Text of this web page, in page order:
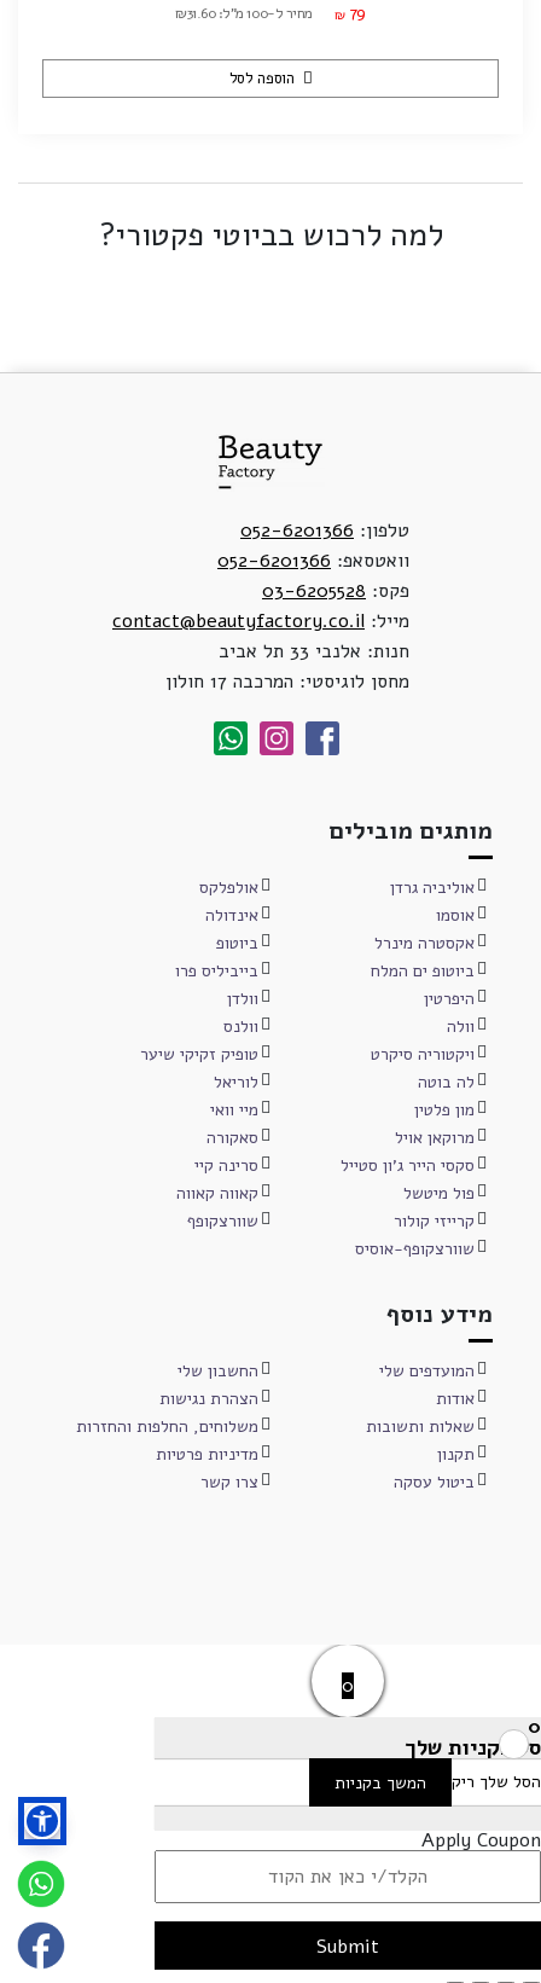
₪ 79 מחיר ל-100 מ"ל: ₪31.60
הוספה לסל
למה לרכוש בביוטי פקטורי?
טלפון: 052-6201366
וואטסאפ: 052-6201366
פקס: 03-6205528
מייל: contact@beautyfactory.co.il
חנות: אלנבי 33 תל אביב
מחסן לוגיסטי: המרכבה 17 חולון
מותגים מובילים
אוליביה גרדן
אולפלקס
אוסמו
אינדולה
אקסטרה מינרל
ביוטופ
ביוטופ ים המלח
בייביליס פרו
היפרטין
וולדן
וולה
וולנס
ויקטוריה סיקרט
טופיק זקיקי שיער
לה בוטה
לוריאל
מון פלטין
מיי וואי
מרוקאן אויל
סאקורה
סקסי הייר ג'ון סטייל
סרינה קיי
פול מיטשל
קאווה קאווה
קרייזי קולור
שוורצקופף
שוורצקופף-אוסיס
מידע נוסף
המועדפים שלי
החשבון שלי
אודות
הצהרת נגישות
שאלות ותשובות
משלוחים, החלפות והחזרות
תקנון
מדיניות פרטיות
ביטול עסקה
צרו קשר
0
0
סל הקניות שלך
הסל שלך ריק המשך בקניות
Apply Coupon
Submit